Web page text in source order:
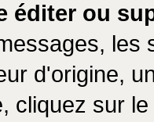
éditer ou
les
d'origine,
cliquez sur